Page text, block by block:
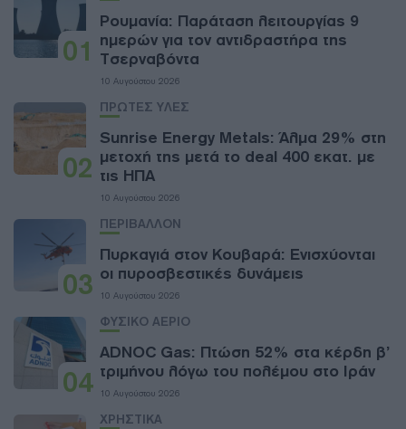
01
Ρουμανία: Παράταση λειτουργίας 9
ημερών για τον αντιδραστήρα της
Τσερναβόντα
10 Αυγούστου 2026
02
ΠΡΩΤΕΣ ΥΛΕΣ
Sunrise Energy Metals: Άλμα 29% στη
μετοχή της μετά το deal 400 εκατ. με
τις ΗΠΑ
10 Αυγούστου 2026
03
ΠΕΡΙΒΑΛΛΟΝ
Πυρκαγιά στον Κουβαρά: Ενισχύονται
οι πυροσβεστικές δυνάμεις
10 Αυγούστου 2026
04
ΦΥΣΙΚΟ ΑΕΡΙΟ
ADNOC Gas: Πτώση 52% στα κέρδη β’
τριμήνου λόγω του πολέμου στο Ιράν
10 Αυγούστου 2026
ΧΡΗΣΤΙΚΑ